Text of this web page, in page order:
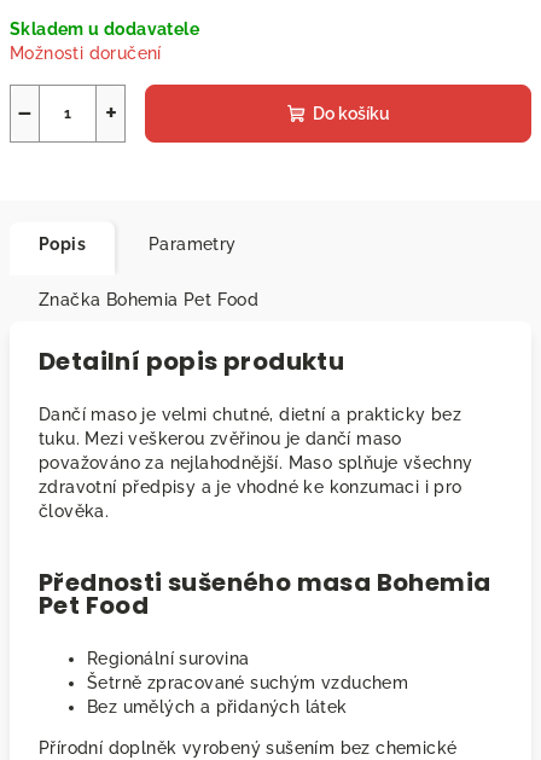
cena:
Skladem u dodavatele
Možnosti doručení
+
− Do košíku
Popis Parametry
Značka Bohemia Pet Food
Detailní popis produktu
Dančí maso je velmi chutné, dietní a prakticky bez
tuku. Mezi veškerou zvěřinou je dančí maso
považováno za nejlahodnější. Maso splňuje všechny
zdravotní předpisy a je vhodné ke konzumaci i pro
člověka.
Přednosti sušeného masa Bohemia
Pet Food
Regionální surovina
Šetrně zpracované suchým vzduchem
Bez umělých a přidaných látek
Přírodní doplněk vyrobený sušením bez chemické